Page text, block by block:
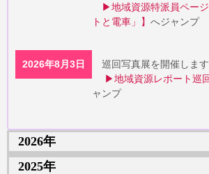
▶地域資源特派員ペー
トと電車」】 へジャンプ
2026年8月3日
巡回写真展を開催します
▶地域資源レポート巡
ャンプ
2026年
2025年